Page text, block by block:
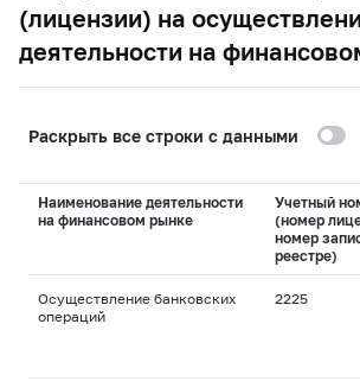
(лицензии) на
деятельности на
Раскрыть все строки с данными
Наименование деятельности
на финансовом рынке
Учетный
(номер
номер
реестре)
Осуществление банковских
операций
2225